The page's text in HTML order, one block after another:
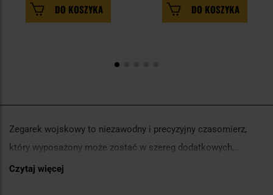
DO KOSZYKA DO KOSZYKA
Czytaj więcej
Zegarek wojskowy to niezawodny i precyzyjny czasomierz,
który wyposażony może zostać w szereg dodatkowych,
przydatnych funkcji. Dzięki potrzebie posiadania przez
Zegarek wojskowy projektowany jest przede wszystkim tak,